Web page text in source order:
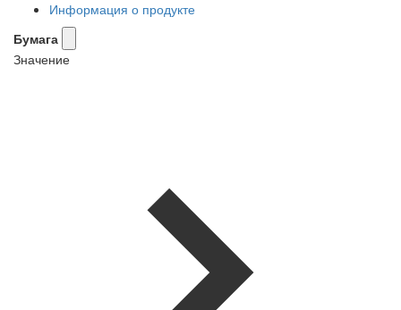
Информация о продукте
Бумага
Значение